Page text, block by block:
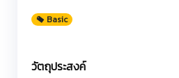
Basic
วัตถุประสงค์